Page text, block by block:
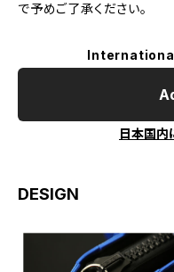
で予めご了承ください。
日本国内
DESIGN